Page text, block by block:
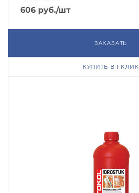
606 руб./шт
ЗАКАЗАТЬ
КУПИТЬ В 1 КЛИК